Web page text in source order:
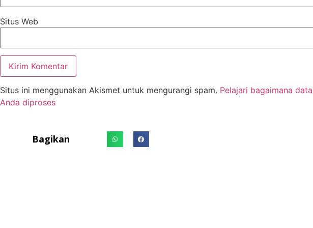
Situs Web
Situs ini menggunakan Akismet untuk mengurangi spam. Pelajari bagaimana
Anda diproses
Bagikan